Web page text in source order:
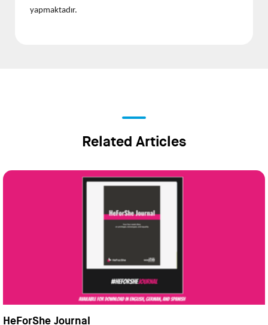
yapmaktadır.
Related Articles
HeForShe Journal